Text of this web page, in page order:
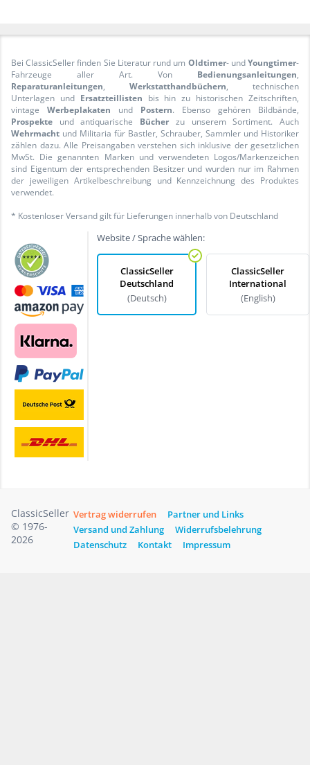
Bei ClassicSeller finden Sie Literatur rund um Oldtimer- undYoungtimer-
Fahrzeuge aller Art. Von Bedienungsanleitungen,
Reparaturanleitungen, Werkstatthandbüchern, technischen
Unterlagen und Ersatzteillisten bis hin zu historischen Zeitschriften,
vintage Werbeplakaten und Postern. Ebenso gehören Bildbände,
Prospekte und antiquarische Bücher zu unserem Sortiment. Auch
Wehrmacht und Militaria für Bastler, Schrauber, Sammler und Historiker
zählen dazu. Alle Preisangaben verstehen sich inklusive der gesetzlichen
MwSt. Die genannten Marken und verwendeten Logos/Markenzeichen
sind Eigentum der entsprechenden Besitzer und wurden nur im Rahmen
der jeweiligen Artikelbeschreibung und Kennzeichnung des Produktes
verwendet.
* Kostenloser Versand gilt für Lieferungen innerhalb von Deutschland
Website / Sprache wählen:
ClassicSeller
Deutschland
(Deutsch)
ClassicSeller
International
(English)
ClassicSeller
© 1976-
2026
Vertrag widerrufen
Partner und Links
Versand und Zahlung
Widerrufsbelehrung
Datenschutz
Kontakt Impressum